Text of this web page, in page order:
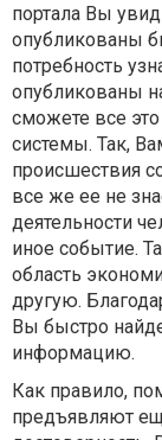
портала Вы
опубликованы
потребность
опубликованы
сможете все
системы. Так,
происшествия
все же ее не
деятельности
иное событие.
область
другую.
Вы быстро
информацию.
Как правило,
предъявляют